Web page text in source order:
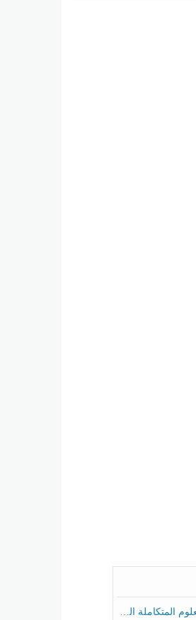
الخامس عام الفصل الثالث